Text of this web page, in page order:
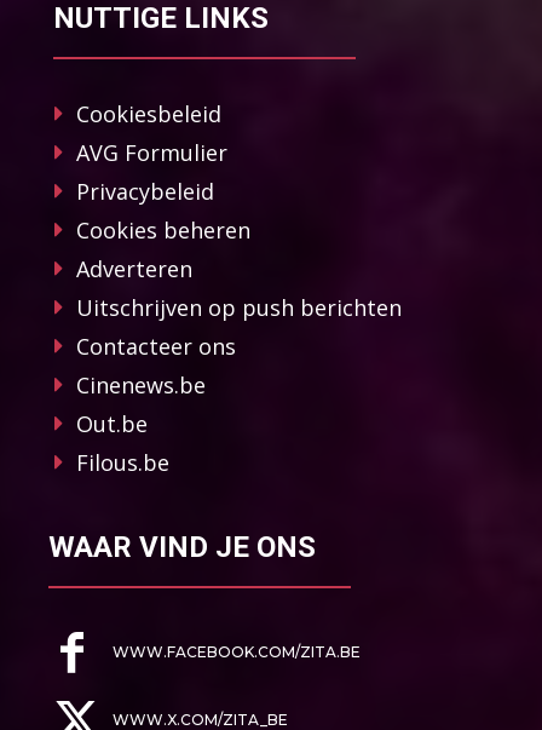
NUTTIGE LINKS
Cookiesbeleid
AVG Formulier
Privacybeleid
Cookies beheren
Adverteren
Uitschrijven op push berichten
Contacteer ons
Cinenews.be
Out.be
Filous.be
WAAR VIND JE ONS
WWW.FACEBOOK.COM/ZITA.BE
WWW.X.COM/ZITA_BE